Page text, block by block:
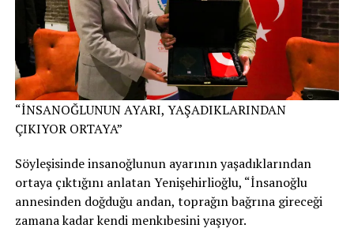
“İNSANOĞLUNUN AYARI, YAŞADIKLARINDAN
ÇIKIYOR ORTAYA”
Söyleşisinde insanoğlunun ayarının yaşadıklarından
ortaya çıktığını anlatan Yenişehirlioğlu, “İnsanoğlu
annesinden doğduğu andan, toprağın bağrına gireceği
zamana kadar kendi menkıbesini yaşıyor.